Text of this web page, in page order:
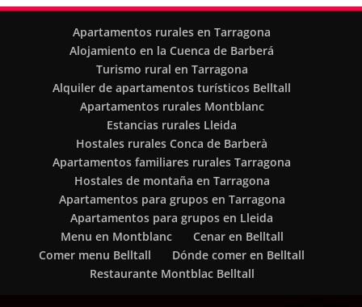
Apartamentos rurales en Tarragona
Alojamiento en la Cuenca de Barberá
Turismo rural en Tarragona
Alquiler de apartamentos turísticos Belltall
Apartamentos rurales Montblanc
Estancias rurales Lleida
Hostales rurales Conca de Barberà
Apartamentos familiares rurales Tarragona
Hostales de montaña en Tarragona
Apartamentos para grupos en Tarragona
Apartamentos para grupos en Lleida
Menu en Montblanc
Cenar en Belltall
Comer menu Belltall
Dónde comer en Belltall
Restaurante Montblac Belltall